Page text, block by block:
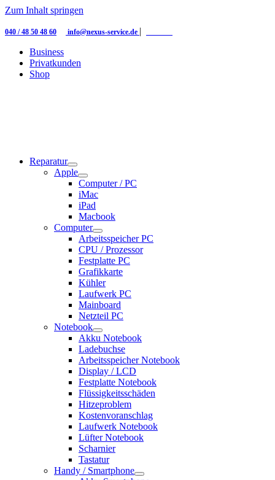
Zum Inhalt springen
040 / 48 50 48 60 info@nexus-service.de |
Business
Privatkunden
Shop
Reparatur
Apple
Computer / PC
iMac
iPad
Macbook
Computer
Arbeitsspeicher PC
CPU / Prozessor
Festplatte PC
Grafikkarte
Kühler
Laufwerk PC
Mainboard
Netzteil PC
Notebook
Akku Notebook
Ladebuchse
Arbeitsspeicher Notebook
Display / LCD
Festplatte Notebook
Flüssigkeitsschäden
Hitzeproblem
Kostenvoranschlag
Laufwerk Notebook
Lüfter Notebook
Scharnier
Tastatur
Handy / Smartphone